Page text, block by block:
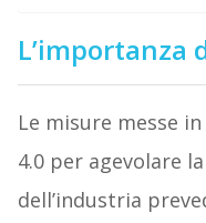
L’importanza
Le misure messe
4.0 per agevolare
dell’industria